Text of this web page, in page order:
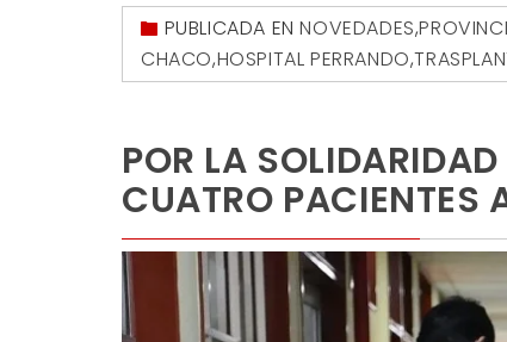
PUBLICADA ENNOVEDADES,
CHACO,HOSPITAL PERRANDO,
POR LA
CUATRO PACIENTES